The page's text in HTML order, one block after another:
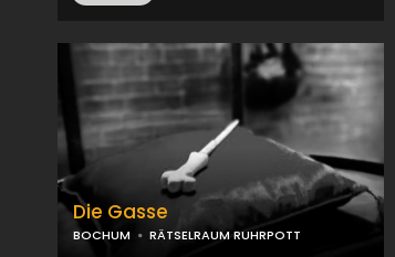
Die Gasse
BOCHUM RÄTSELRAUM RUHRPOTT